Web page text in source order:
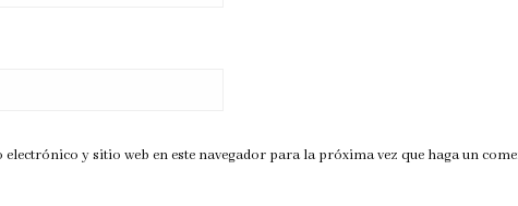
y sitio web en este navegador para la próxima vez que haga un